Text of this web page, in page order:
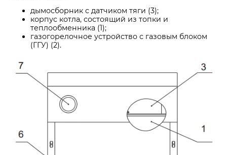
дымосборник с датчиком тяги (3);
корпус котла, состоящий из топки и
теплообменника (1);
газогорелочное устройство с газовым блоком
(ГГУ) (2).